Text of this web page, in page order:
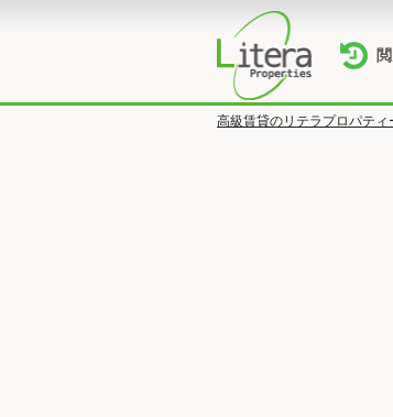
高級賃貸のリテラプロパティ